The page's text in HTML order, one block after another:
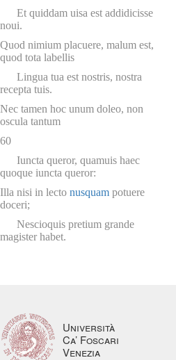
Et quiddam uisa est addidicisse
noui.
Quod nimium placuere, malum est,
quod tota labellis
Lingua tua est nostris, nostra
recepta tuis.
Nec tamen hoc unum doleo, non
oscula tantum
60
Iuncta queror, quamuis haec
quoque iuncta queror:
Illa nisi in lecto nusquam potuere
doceri;
Nescioquis pretium grande
magister habet.
Università
Ca’ Foscari
Venezia